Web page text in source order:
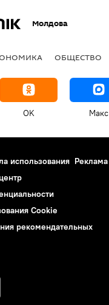
Молдова
ОБЩЕСТВО
OK Макс
использования Реклама
Cookie
рекомендательных